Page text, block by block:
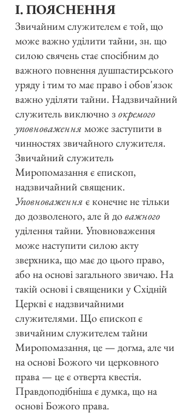
І. ПОЯСНЕННЯ
Звичайним служителем є той, що
може важно уділити тайни, зн. що
силою свячень стає спосібним до
важного повнення душпастирського
уряду і тим то має право і обов'язок
важно уділяти тайни. Надзвичайний
служитель виключно зокремого
уповноваження може заступити в
чинностях звичайного служителя.
Звичайний служитель
Миропомазання є єпископ,
надзвичайний священик.
Уповноваження є конечне не тільки
до дозволеного, але й доважного
уділення тайни. Уповноваження
може наступити силою акту
зверхника, що має до цього право,
або на основі загального звичаю. На
такій основі і священики у Східній
Церкві є надзвичайними
служителями. Що єпископ є
звичайним служителем тайни
Миропомазання, це — догма, але чи
на основі Божого чи церковного
права — це є отверта квестія.
Правдоподібніша є думка, що на
основі Божого права.